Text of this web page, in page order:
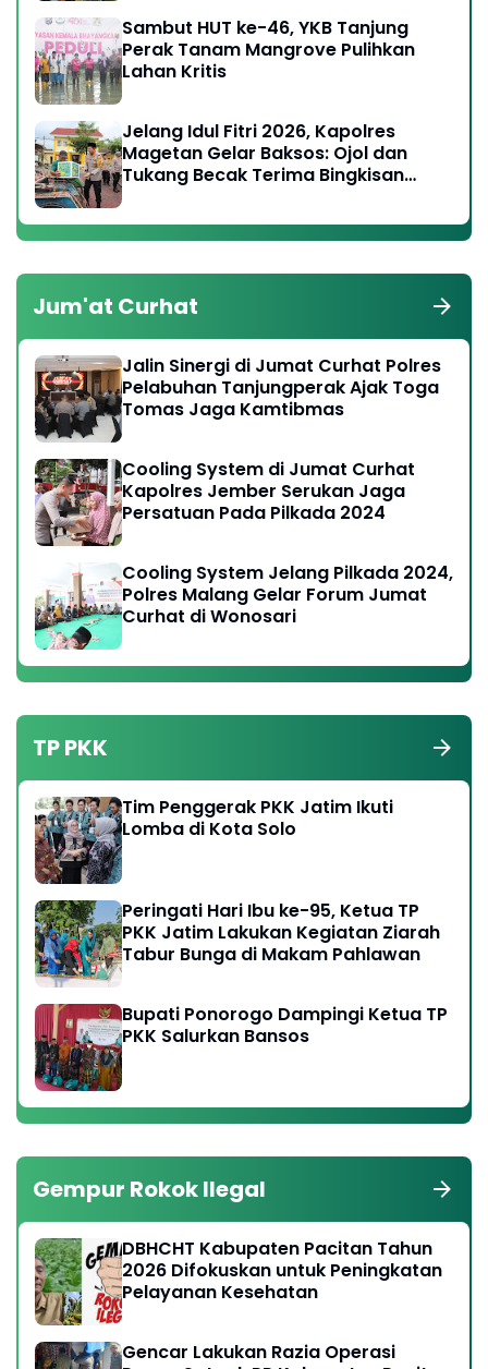
Sambut HUT ke-46, YKB Tanjung
Perak Tanam Mangrove Pulihkan
Lahan Kritis
Jelang Idul Fitri 2026, Kapolres
Magetan Gelar Baksos: Ojol dan
Tukang Becak Terima Bingkisan
Jum'at Curhat
Jalin Sinergi di Jumat Curhat Polres
Pelabuhan Tanjungperak Ajak Toga
Tomas Jaga Kamtibmas
Cooling System di Jumat Curhat
Kapolres Jember Serukan Jaga
Persatuan Pada Pilkada 2024
Cooling System Jelang Pilkada 2024,
Polres Malang Gelar Forum Jumat
Curhat di Wonosari
TP PKK
Tim Penggerak PKK Jatim Ikuti
Lomba di Kota Solo
Peringati Hari Ibu ke-95, Ketua TP
PKK Jatim Lakukan Kegiatan Ziarah
Tabur Bunga di Makam Pahlawan
Bupati Ponorogo Dampingi Ketua TP
PKK Salurkan Bansos
Gempur Rokok Ilegal
DBHCHT Kabupaten Pacitan Tahun
2026 Difokuskan untuk Peningkatan
Pelayanan Kesehatan
Gencar Lakukan Razia Operasi